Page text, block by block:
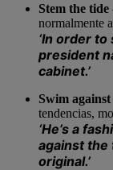
Stem the tide
normalmente
‘In order to
president
cabinet.’
Swim
tendencias,
‘He’s a
against the
original.’